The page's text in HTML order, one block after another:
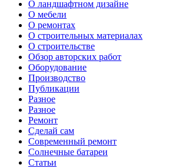
О ландшафтном дизайне
О мебели
О ремонтах
О строительных материалах
О строительстве
Обзор авторских работ
Оборудование
Производство
Публикации
Разное
Разное
Ремонт
Сделай сам
Современный ремонт
Солнечные батареи
Статьи